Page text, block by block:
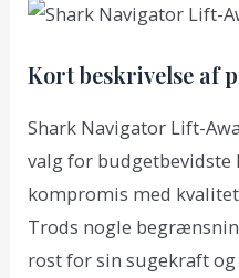
Kort beskrivelse af
Shark Navigator Lift-
valg for budgetbevidste
kompromis med
Trods nogle
rost for sin sugekraft